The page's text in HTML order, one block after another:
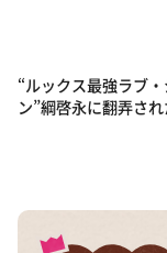
news おかえ
河合＆A.B.C-
（news おか
朝だ！生です
“ルックス最強ラブ
ン”綱啓永に翻弄さ